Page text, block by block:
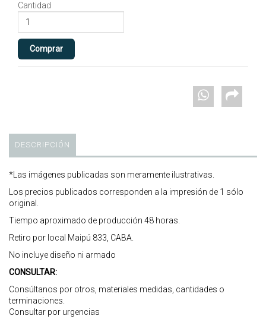
Cantidad
DESCRIPCIÓN
*Las imágenes publicadas son meramente ilustrativas.
Los precios publicados corresponden a la impresión de 1 sólo
original.
Tiempo aproximado de producción 48 horas.
Retiro por local Maipú 833, CABA.
No incluye diseño ni armado
CONSULTAR:
Consúltanos por otros, materiales medidas, cantidades o
terminaciones.
Consultar por urgencias